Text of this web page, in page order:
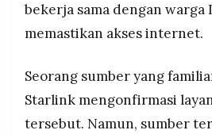
RESOLUSI
MEDIA
PRAMUDITA
bekerja sama dengan
memastikan akses internet.
Seorang sumber yang
Starlink mengonfirmasi
tersebut. Namun, sumber